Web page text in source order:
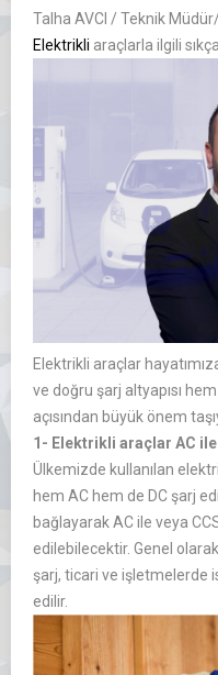
Talha AVCI / Teknik
Elektrikli araçlarla ilgili
Elektrikli araçlar
ve doğru şarj altyapısı
açısından büyük önem
1- Elektrikli araçlar AC
Ülkemizde kullanılan
hem AC hem de DC şarj
bağlayarak AC ile veya
edilebilecektir. Genel
şarj, ticari ve işletmelerde
edilir.